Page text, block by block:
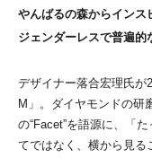
やんばるの森からインス
ジェンダーレスで普遍的
デザイナー落合宏理氏が
M」。ダイヤモンドの研
の“Facet”を語源に、「
てではなく、横から見る